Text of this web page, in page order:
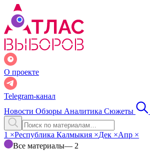
О проекте
Telegram-канал
Новости Обзоры Аналитика Сюжеты
1 ×Республика Калмыкия ×Дек ×Апр ×
Все материалы— 2